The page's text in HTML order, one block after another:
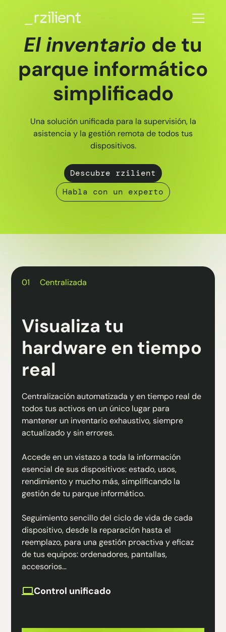
El inventario de tu
parque informático
simplificado
Una solución unificada para la supervisión, la
asistencia y la gestión remota de todos tus
dispositivos.
Descubre rzilient
Habla con un experto
01 Centralizada
Visualiza tu
hardware en tiempo
real
Centralización automatizada y en tiempo real de
todos tus activos en un único lugar para
mantener un inventario exhaustivo, siempre
actualizado y sin errores.
Accede en un vistazo a toda la información
esencial de sus dispositivos: estado, usos,
rendimiento y mucho más, simplificando la
gestión de tu parque informático.
Seguimiento sencillo del ciclo de vida de cada
dispositivo, desde la reparación hasta el
reemplazo, para una gestión proactiva y eficaz
de tus equipos: ordenadores, pantallas,
accesorios…
Control unificado